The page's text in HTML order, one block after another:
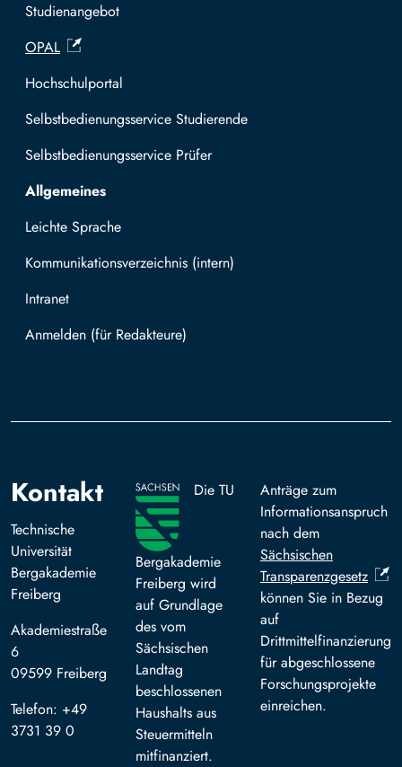
Studienangebot
OPAL
Hochschulportal
Selbstbedienungsservice Studierende
Selbstbedienungsservice Prüfer
Allgemeines
Leichte Sprache
Kommunikationsverzeichnis (intern)
Intranet
Mit TUBAF Login anmelden
Kontakt
Technische
Universität
Bergakademie
Freiberg
Akademiestraße
6
09599 Freiberg
Telefon: +49
3731 39 0
Die TU
Bergakademie
Freiberg wird
auf Grundlage
des vom
Sächsischen
Landtag
beschlossenen
Haushalts aus
Steuermitteln
mitfinanziert.
Anträge zum
Informationsanspruch
nach dem
Sächsischen
Transparenzgesetz
können Sie in Bezug
auf
Drittmittelfinanzierung
für abgeschlossene
Forschungsprojekte
einreichen.